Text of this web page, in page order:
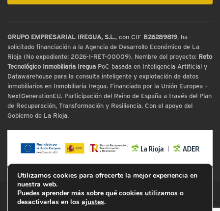
GRUPO EMPRESARIAL IREGUA, S.L., con CIF B26289819, ha
solicitado financiación a la Agencia de Desarrollo Económico de La
Rioja (No expediente: 2026-I-RET-00009). Nombre del proyecto: Reto
Tecnológico Inmobiliaria Iregua PoC basada en Inteligencia Artificial y
Datawarehouse para la consulta inteligente y explotación de datos
inmobiliarios en Inmobiliaria Iregua. Financiado por la Unión Europea –
NextGenerationEU. Participación del Reino de España a través del Plan
de Recuperación, Transformación y Resiliencia. Con el apoyo del
Gobierno de La Rioja.
© Inmobiliaria Iregua
Utilizamos cookies para ofrecerte la mejor experiencia en
nuestra web.
Puedes aprender más sobre qué cookies utilizamos o
desactivarlas en los ajustes.